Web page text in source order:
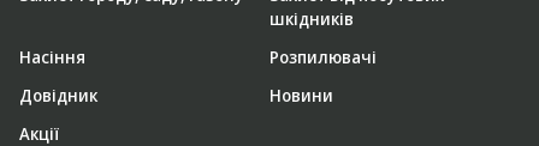
шкідників
Насіння
Розпилювачі
Довідник
Новини
Акції